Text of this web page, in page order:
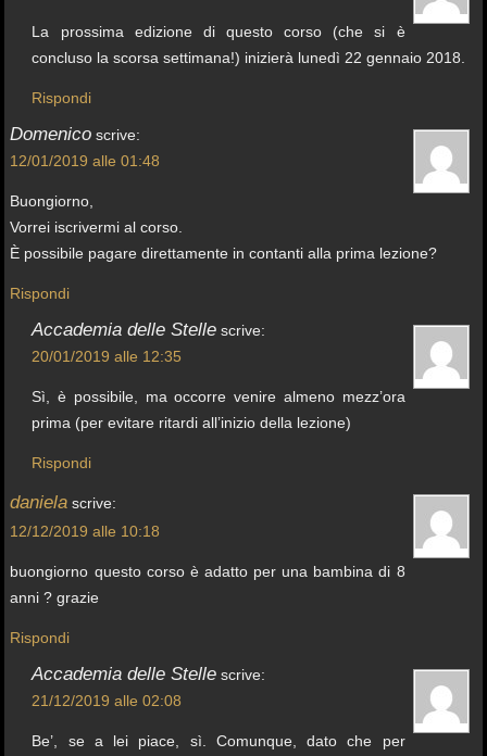
La prossima edizione di questo corso (che si è
concluso la scorsa settimana!) inizierà lunedì 22 gennaio 2018.
Rispondi
Domenico scrive:
12/01/2019 alle 01:48
Buongiorno,
Vorrei iscrivermi al corso.
È possibile pagare direttamente in contanti alla prima lezione?
Rispondi
Accademia delle Stelle scrive:
20/01/2019 alle 12:35
Sì, è possibile, ma occorre venire almeno mezz’ora
prima (per evitare ritardi all’inizio della lezione)
Rispondi
daniela scrive:
12/12/2019 alle 10:18
buongiorno questo corso è adatto per una bambina di 8
anni ? grazie
Rispondi
Accademia delle Stelle scrive:
21/12/2019 alle 02:08
Be’, se a lei piace, sì. Comunque, dato che per